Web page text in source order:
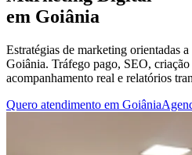
em Goiânia
Estratégias de marketing orientadas a
Goiânia. Tráfego pago, SEO,
acompanhamento real e relatórios
Quero atendimento em Goiânia